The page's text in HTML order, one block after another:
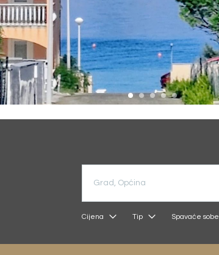
Cijena Tip Spavaće sobe